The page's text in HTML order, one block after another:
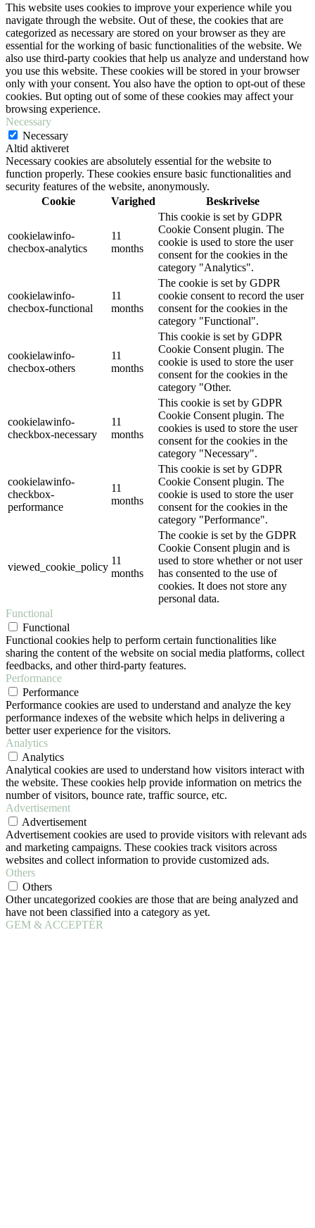
This website uses cookies to improve your experience while you
navigate through the website. Out of these, the cookies that are
categorized as necessary are stored on your browser as they are
essential for the working of basic functionalities of the website. We
also use third-party cookies that help us analyze and understand how
you use this website. These cookies will be stored in your browser
only with your consent. You also have the option to opt-out of these
cookies. But opting out of some of these cookies may affect your
browsing experience.
Necessary
Necessary
Altid aktiveret
Necessary cookies are absolutely essential for the website to
function properly. These cookies ensure basic functionalities and
security features of the website, anonymously.
Cookie
Varighed Beskrivelse
cookielawinfo-
checbox-analytics
11
months
This cookie is set by GDPR
Cookie Consent plugin. The
cookie is used to store the user
consent for the cookies in the
category "Analytics".
cookielawinfo-
checbox-functional
11
months
The cookie is set by GDPR
cookie consent to record the user
consent for the cookies in the
category "Functional".
cookielawinfo-
checbox-others
11
months
This cookie is set by GDPR
Cookie Consent plugin. The
cookie is used to store the user
consent for the cookies in the
category "Other.
cookielawinfo-
checkbox-necessary
11
months
This cookie is set by GDPR
Cookie Consent plugin. The
cookies is used to store the user
consent for the cookies in the
category "Necessary".
cookielawinfo-
checkbox-
performance
11
months
This cookie is set by GDPR
Cookie Consent plugin. The
cookie is used to store the user
consent for the cookies in the
category "Performance".
viewed_cookie_policy
11
months
The cookie is set by the GDPR
Cookie Consent plugin and is
used to store whether or not user
has consented to the use of
cookies. It does not store any
personal data.
Functional
Functional
Functional cookies help to perform certain functionalities like
sharing the content of the website on social media platforms, collect
feedbacks, and other third-party features.
Performance
Performance
Performance cookies are used to understand and analyze the key
performance indexes of the website which helps in delivering a
better user experience for the visitors.
Analytics
Analytics
Analytical cookies are used to understand how visitors interact with
the website. These cookies help provide information on metrics the
number of visitors, bounce rate, traffic source, etc.
Advertisement
Advertisement
Advertisement cookies are used to provide visitors with relevant ads
and marketing campaigns. These cookies track visitors across
websites and collect information to provide customized ads.
Others
Others
Other uncategorized cookies are those that are being analyzed and
have not been classified into a category as yet.
GEM & ACCEPTÈR